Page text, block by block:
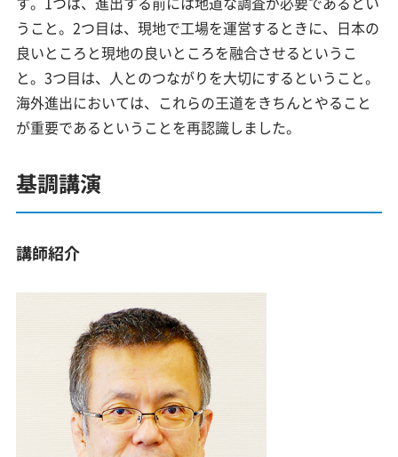
うこと。2つ目は、現地で工場を運営するときに、日本の
良いところと現地の良いところを融合させるというこ
と。3つ目は、人とのつながりを大切にするということ。
海外進出においては、これらの王道をきちんとやること
が重要であるということを再認識しました。
基調講演
講師紹介